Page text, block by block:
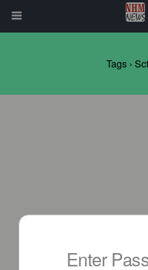
Tags ›
Enter